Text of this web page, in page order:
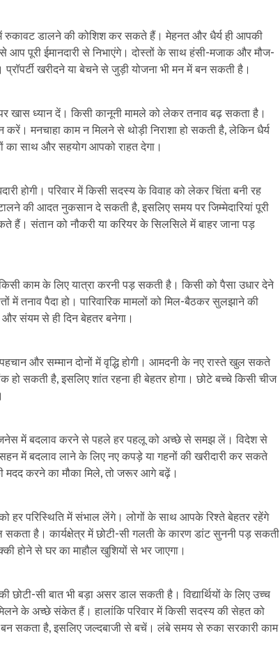
डालने की कोशिश कर सकते हैं। मेहनत और धैर्य ही आपकी
पूरी ईमानदारी से निभाएंगे। दोस्तों के साथ हंसी-मजाक और मौज-
खरीदने या बेचने से जुड़ी योजना भी मन में बन सकती है।
खास ध्यान दें। किसी कानूनी मामले को लेकर तनाव बढ़ सकता है।
मनचाहा काम न मिलने से थोड़ी निराशा हो सकती है, लेकिन धैर्य
का साथ और सहयोग आपको राहत देगा।
परिवार में किसी सदस्य के विवाह को लेकर चिंता बनी रह
की आदत नुकसान दे सकती है, इसलिए समय पर जिम्मेदारियां पूरी
हैं। संतान को नौकरी या करियर के सिलसिले में बाहर जाना पड़
काम के लिए यात्रा करनी पड़ सकती है। किसी को पैसा उधार देने
तनाव पैदा हो। पारिवारिक मामलों को मिल-बैठकर सुलझाने की
संयम से ही दिन बेहतर बनेगा।
और सम्मान दोनों में वृद्धि होगी। आमदनी के नए रास्ते खुल सकते
सकती है, इसलिए शांत रहना ही बेहतर होगा। छोटे बच्चे किसी चीज
में बदलाव करने से पहले हर पहलू को अच्छे से समझ लें। विदेश से
में बदलाव लाने के लिए नए कपड़े या गहनों की खरीदारी कर सकते
मदद करने का मौका मिले, तो जरूर आगे बढ़ें।
हर परिस्थिति में संभाल लेंगे। लोगों के साथ आपके रिश्ते बेहतर रहेंगे
सकता है। कार्यक्षेत्र में छोटी-सी गलती के कारण डांट सुननी पड़ सकती
होने से घर का माहौल खुशियों से भर जाएगा।
सी बात भी बड़ा असर डाल सकती है। विद्यार्थियों के लिए उच्च
के अच्छे संकेत हैं। हालांकि परिवार में किसी सदस्य की सेहत को
सकता है, इसलिए जल्दबाजी से बचें। लंबे समय से रुका सरकारी काम